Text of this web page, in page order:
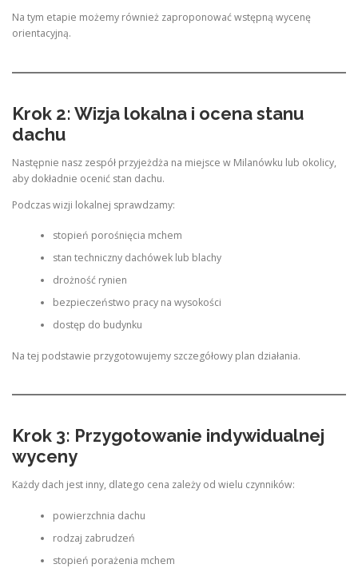
Na tym etapie możemy również zaproponować wstępną wycenę
orientacyjną.
Krok 2: Wizja lokalna i ocena stanu
dachu
Następnie nasz zespół przyjeżdża na miejsce w Milanówku lub okolicy,
aby dokładnie ocenić stan dachu.
Podczas wizji lokalnej sprawdzamy:
stopień porośnięcia mchem
stan techniczny dachówek lub blachy
drożność rynien
bezpieczeństwo pracy na wysokości
dostęp do budynku
Na tej podstawie przygotowujemy szczegółowy plan działania.
Krok 3: Przygotowanie indywidualnej
wyceny
Każdy dach jest inny, dlatego cena zależy od wielu czynników:
powierzchnia dachu
rodzaj zabrudzeń
stopień porażenia mchem